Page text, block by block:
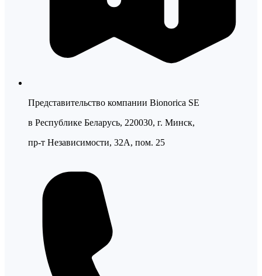
Представительство компании Bionorica SE
в Республике Беларусь, 220030, г. Минск,
пр-т Независимости, 32А, пом. 25